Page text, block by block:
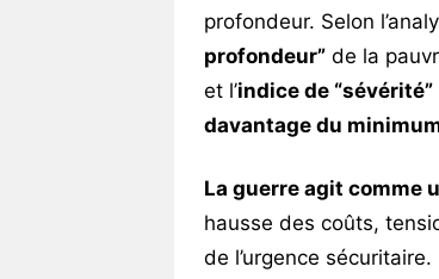
profondeur. Selon
profondeur”de la
et l’indice de “sévérité”
davantage du
La guerre agit comme
hausse des coûts,
de l’urgence